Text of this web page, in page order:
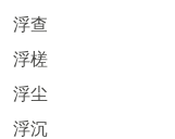
浮查
浮槎
浮尘
浮沉